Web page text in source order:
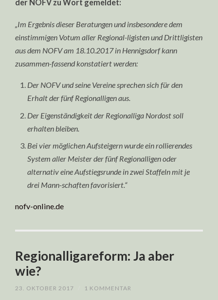
der NOFV zu Wort gemeldet:
„Im Ergebnis dieser Beratungen und insbesondere dem
einstimmigen Votum aller Regional-ligisten und Drittligisten
aus dem NOFV am 18.10.2017 in Hennigsdorf kann
zusammen-fassend konstatiert werden:
Der NOFV und seine Vereine sprechen sich für den
Erhalt der fünf Regionalligen aus.
Der Eigenständigkeit der Regionalliga Nordost soll
erhalten bleiben.
Bei vier möglichen Aufsteigern wurde ein rollierendes
System aller Meister der fünf Regionalligen oder
alternativ eine Aufstiegsrunde in zwei Staffeln mit je
drei Mann-schaften favorisiert.“
nofv-online.de
Regionalligareform: Ja aber
wie?
23. OKTOBER 2017 1 KOMMENTAR